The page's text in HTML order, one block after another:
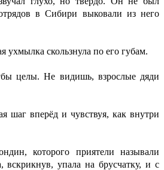
в Сибири выковали из него
ухмылка скользнула по его губам.
целы. Не видишь, взрослые дяди
вперёд и чувствуя, как внутри
которого приятели называли
упала на брусчатку, и с